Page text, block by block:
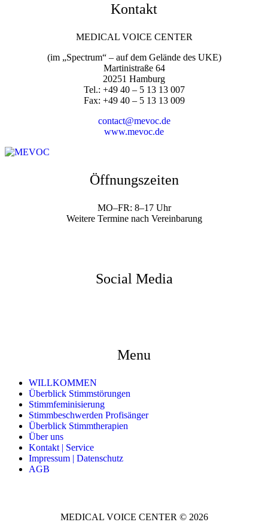
Kontakt
MEDICAL VOICE CENTER
(im „Spectrum“ – auf dem Gelände des UKE)
Martinistraße 64
20251 Hamburg
Tel.: +49 40 – 5 13 13 007
Fax: +49 40 – 5 13 13 009
contact@mevoc.de
www.mevoc.de
Öffnungszeiten
MO–FR: 8–17 Uhr
Weitere Termine nach Vereinbarung
Social Media
Menu
WILLKOMMEN
Überblick Stimmstörungen
Stimmfeminisierung
Stimmbeschwerden Profisänger
Überblick Stimmtherapien
Über uns
Kontakt | Service
Impressum | Datenschutz
AGB
MEDICAL VOICE CENTER © 2026